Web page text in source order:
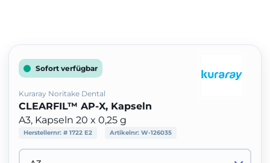
Sofort verfügbar
Kuraray Noritake Dental
CLEARFIL™ AP-X, Kapseln
A3, Kapseln 20 x 0,25 g
Herstellernr: # 1722 E2 Artikelnr: W-126035